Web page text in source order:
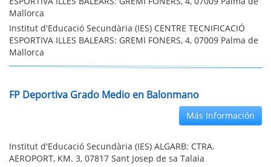
Mallorca
Institut d'Educació Secundària (IES) CENTRE TECNIFICACIÓ
ESPORTIVA ILLES BALEARS: GREMI FONERS, 4, 07009 Palma de
Mallorca
FP Deportiva Grado Medio en Balonmano
Más Información
Institut d'Educació Secundària (IES) ALGARB: CTRA.
AEROPORT, KM. 3, 07817 Sant Josep de sa Talaia